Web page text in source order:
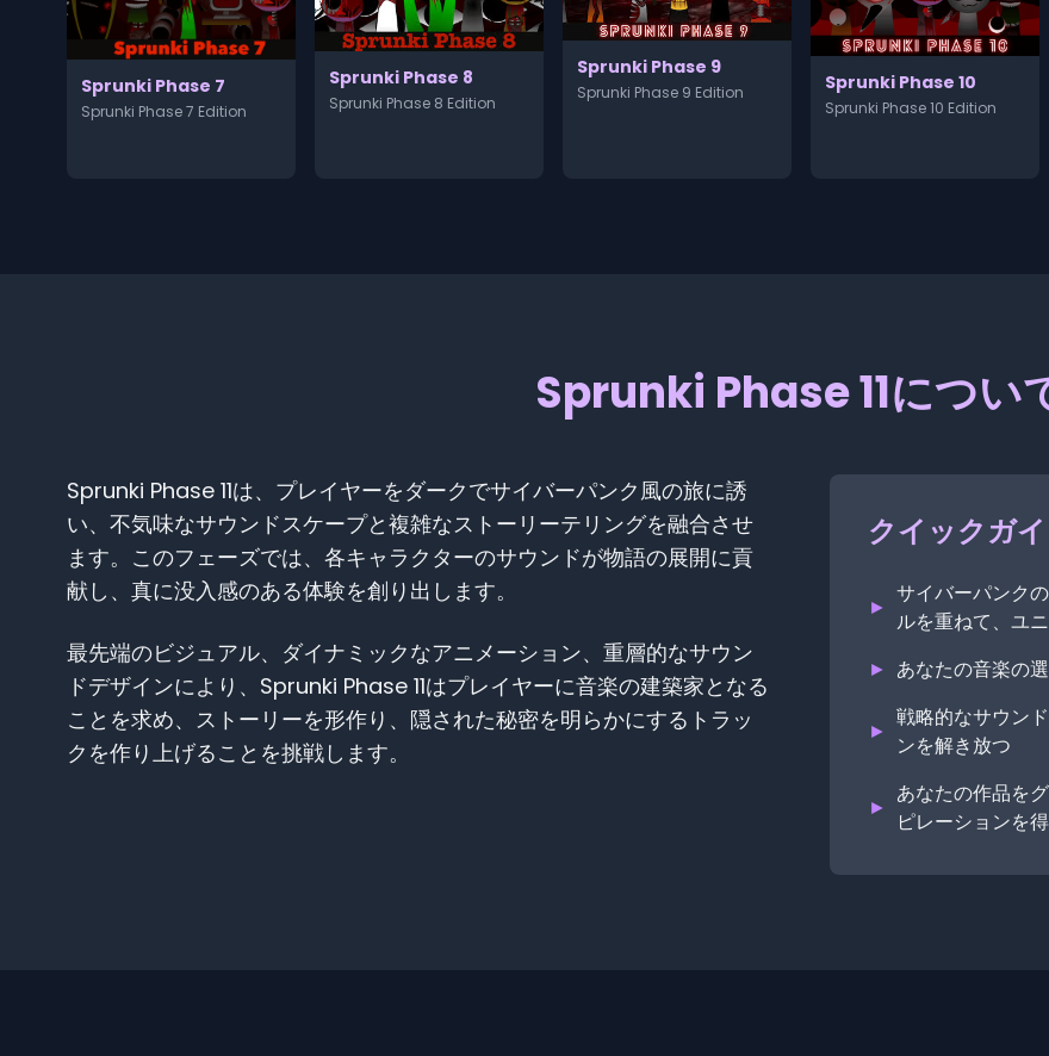
Sprunki Phase 7
Sprunki Phase 7 Edition
Sprunki Phase 8
Sprunki Phase 8 Edition
Sprunki Phase 9
Sprunki Phase 9 Edition Sprunki Phase 10
Sprunki Phase 10 Edition
Sprunki Phase 11につい
Sprunki Phase 11は、プレイヤーをダークでサイバーパンク風の旅に誘
い、不気味なサウンドスケープと複雑なストーリーテリングを融合させ
ます。このフェーズでは、各キャラクターのサウンドが物語の展開に貢
献し、真に没入感のある体験を創り出します。
最先端のビジュアル、ダイナミックなアニメーション、重層的なサウン
ドデザインにより、Sprunki Phase 11はプレイヤーに音楽の建築家となる
ことを求め、ストーリーを形作り、隠された秘密を明らかにするトラッ
クを作り上げることを挑戦します。
クイックガ
►
サイバーパンク
ルを重ねて、ユ
► あなたの音楽の
►
戦略的なサウン
ンを解き放つ
►
あなたの作品を
ピレーションを